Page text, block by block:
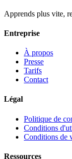
Apprends plus vite,
Entreprise
À propos
Presse
Tarifs
Contact
Légal
Politique de
Conditions
Conditions de
Ressources